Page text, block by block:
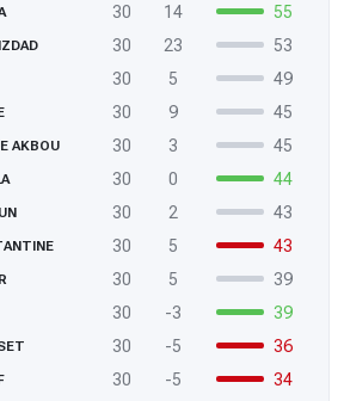
30 14
55
30 23
53
30 5
49
30 9
45
AKBOU 30 3
45
30 0
44
30 2
43
30 5
43
30 5
39
30 -3
39
30 -5
36
30 -5
34